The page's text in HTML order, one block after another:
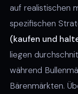
auf realistischen
spezifischen
(kaufen und
liegen
während
Bärenmärkten.